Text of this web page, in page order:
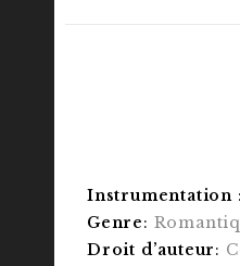
Instrumentation :
Genre:
Droit d’auteur: